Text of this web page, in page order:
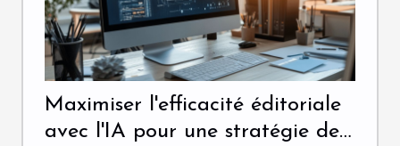
Maximiser l'efficacité éditoriale
avec l'IA pour une stratégie de